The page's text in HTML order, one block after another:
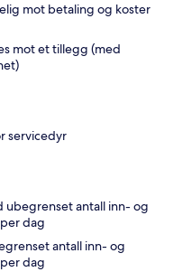
mot betaling og koster
mot et tillegg (med
servicedyr
antall inn- og
dag
antall inn- og
dag